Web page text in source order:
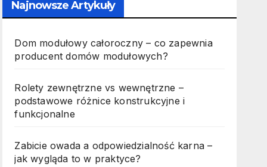
Najnowsze Artykuły
Dom modułowy całoroczny – co zapewnia
producent domów modułowych?
Rolety zewnętrzne vs wewnętrzne –
podstawowe różnice konstrukcyjne i
funkcjonalne
Zabicie owada a odpowiedzialność karna –
jak wygląda to w praktyce?